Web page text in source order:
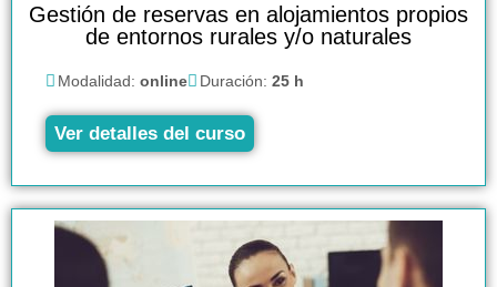
Gestión de reservas en alojamientos propios
de entornos rurales y/o naturales
Modalidad: online Duración: 25 h
Ver detalles del curso